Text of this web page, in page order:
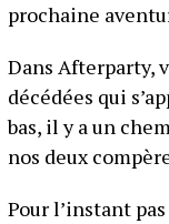
prochaine
Dans Afterparty,
décédées qui
bas, il y a un
nos deux
Pour l’instant